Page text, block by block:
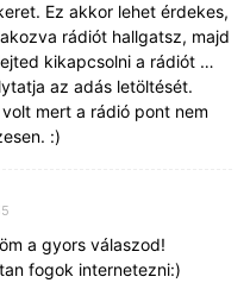
Ez akkor lehet érdekes,
rádiót hallgatsz, majd
kikapcsolni a rádiót …
az adás letöltését.
mert a rádió pont nem
:)
a gyors válaszod!
fogok internetezni:)